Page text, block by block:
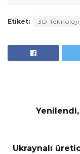
Etiket: 3D Teknoloji
Ukraynalı